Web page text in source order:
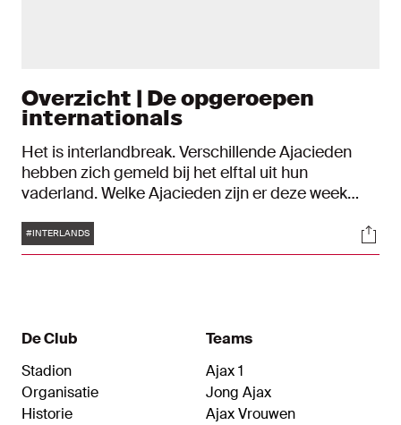
Overzicht | De opgeroepen
internationals
Het is interlandbreak. Verschillende Ajacieden
hebben zich gemeld bij het elftal uit hun
vaderland. Welke Ajacieden zijn er deze week
ploegen? Dit is een overzicht.
Tags
#INTERLANDS
De Club
Stadion
Organisatie
Historie
Teams
Ajax 1
Jong Ajax
Ajax Vrouwen